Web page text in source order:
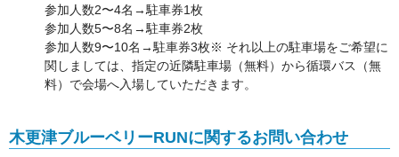
参加人数2〜4名→駐車券1枚
参加人数5〜8名→駐車券2枚
参加人数9〜10名→駐車券3枚※ それ以上の駐車場をご希望に
関しましては、指定の近隣駐車場（無料）から循環バス（無
料）で会場へ入場していただきます。
木更津ブルーベリーRUNに関するお問い合わせ